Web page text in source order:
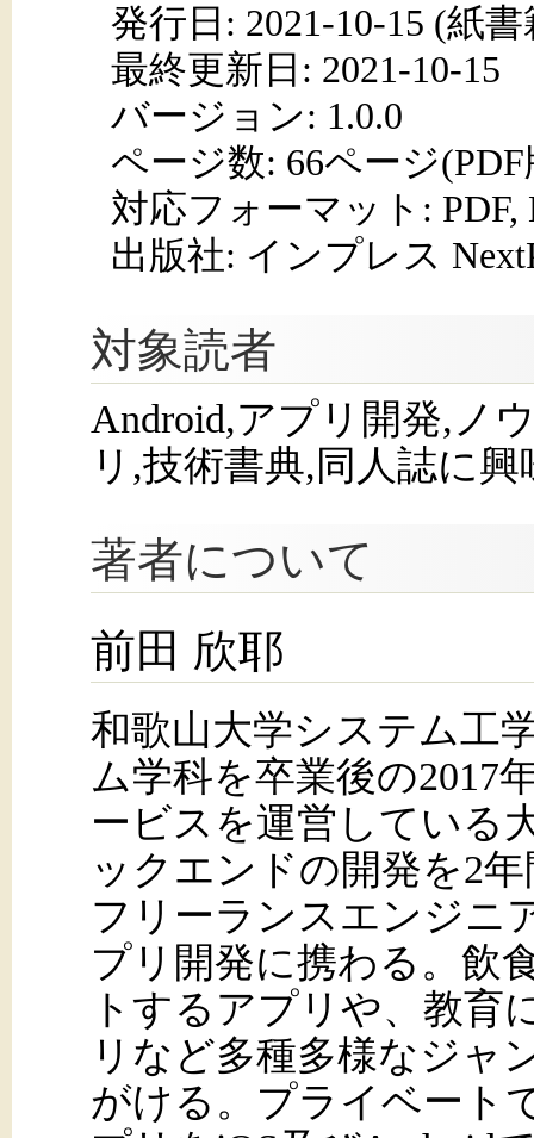
発行日: 2021-10-15 (紙書
最終更新日: 2021-10-15
バージョン: 1.0.0
ページ数: 66ページ
対応フォーマット: PDF,
出版社: インプレス
対象読者
Android,アプリ開発,ノ
リ,技術書典,同人誌に
著者について
前田 欣耶
和歌山大学システム工
ム学科を卒業後の2017
ービスを運営している
ックエンドの開発を2
フリーランスエンジニ
プリ開発に携わる。飲
トするアプリや、教育
リなど多種多様なジャ
がける。プライベート